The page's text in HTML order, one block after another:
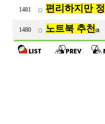
1481 편리하지만
1480 노트북 추천 [3]